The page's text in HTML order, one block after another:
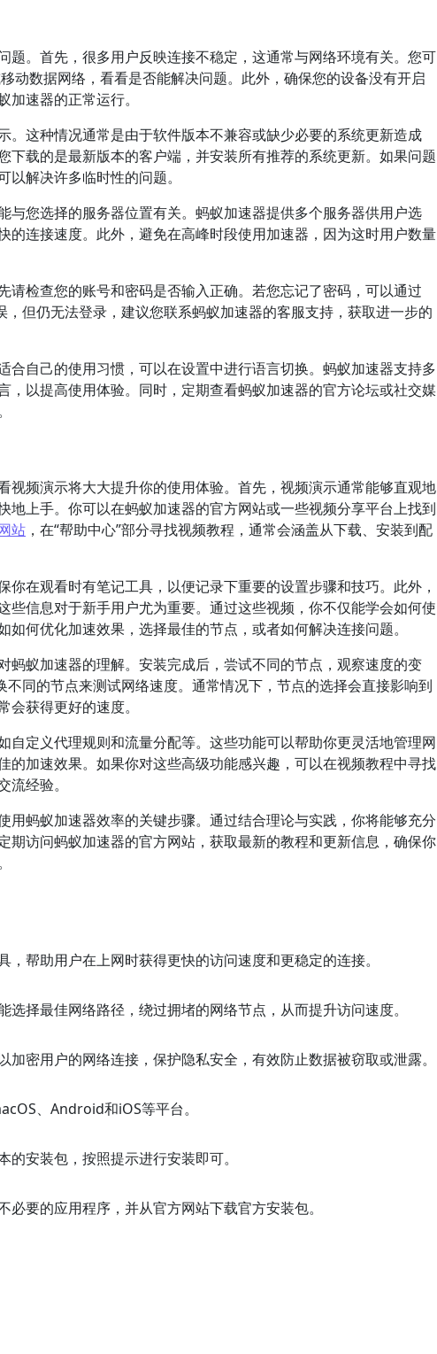
题。首先，很多用户反映连接不稳定，这通常与网络环境有关。您可
动数据网络，看看是否能解决问题。此外，确保您的设备没有开启
速器的正常运行。
。这种情况通常是由于软件版本不兼容或缺少必要的系统更新造成
下载的是最新版本的客户端，并安装所有推荐的系统更新。如果问题
解决许多临时性的问题。
与您选择的服务器位置有关。蚂蚁加速器提供多个服务器供用户选
的连接速度。此外，避免在高峰时段使用加速器，因为这时用户数量
请检查您的账号和密码是否输入正确。若您忘记了密码，可以通过
，但仍无法登录，建议您联系蚂蚁加速器的客服支持，获取进一步的
合自己的使用习惯，可以在设置中进行语言切换。蚂蚁加速器支持多
，以提高使用体验。同时，定期查看蚂蚁加速器的官方论坛或社交媒
视频演示将大大提升你的使用体验。首先，视频演示通常能够直观地
地上手。你可以在蚂蚁加速器的官方网站或一些视频分享平台上找到
站 ，在“帮助中心”部分寻找视频教程，通常会涵盖从下载、安装到配
在观看时有笔记工具，以便记录下重要的设置步骤和技巧。此外，
些信息对于新手用户尤为重要。通过这些视频，你不仅能学会如何使
何优化加速效果，选择最佳的节点，或者如何解决连接问题。
蚂蚁加速器的理解。安装完成后，尝试不同的节点，观察速度的变
不同的节点来测试网络速度。通常情况下，节点的选择会直接影响到
获得更好的速度。
自定义代理规则和流量分配等。这些功能可以帮助你更灵活地管理网
的加速效果。如果你对这些高级功能感兴趣，可以在视频教程中寻找
经验。
用蚂蚁加速器效率的关键步骤。通过结合理论与实践，你将能够充分
期访问蚂蚁加速器的官方网站，获取最新的教程和更新信息，确保你
帮助用户在上网时获得更快的访问速度和更稳定的连接。
择最佳网络路径，绕过拥堵的网络节点，从而提升访问速度。
密用户的网络连接，保护隐私安全，有效防止数据被窃取或泄露。
、Android和iOS等平台。
安装包，按照提示进行安装即可。
要的应用程序，并从官方网站下载官方安装包。